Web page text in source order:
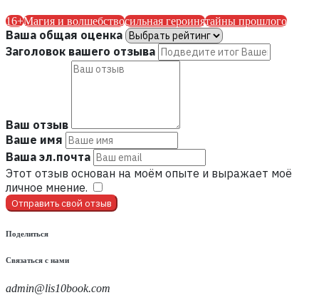
16+Магия и волшебствосильная героинятайны прошлого
Ваша общая оценка
Заголовок вашего отзыва
Ваш отзыв
Ваше имя
Ваша эл.почта
Этот отзыв основан на моём опыте и выражает моё
личное мнение.
Отправить свой отзыв
Поделиться
Связаться с нами
admin@lis10book.com